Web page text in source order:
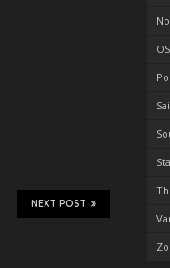
NEXT POST